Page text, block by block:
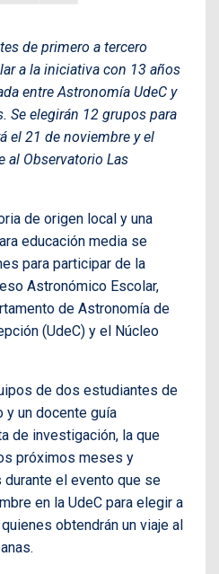
de primero a tercero
a la iniciativa con 13 años
entre Astronomía UdeC y
Se elegirán 12 grupos para
el 21 de noviembre y el
al Observatorio Las
de origen local y una
educación media se
para participar de la
Astronómico Escolar,
de Astronomía de
(UdeC) y el Núcleo
de dos estudiantes de
y un docente guía
de investigación, la que
próximos meses y
el evento que se
en la UdeC para elegir a
obtendrán un viaje al